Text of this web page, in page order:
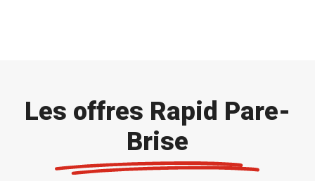
Les offres Rapid Pare-
Brise